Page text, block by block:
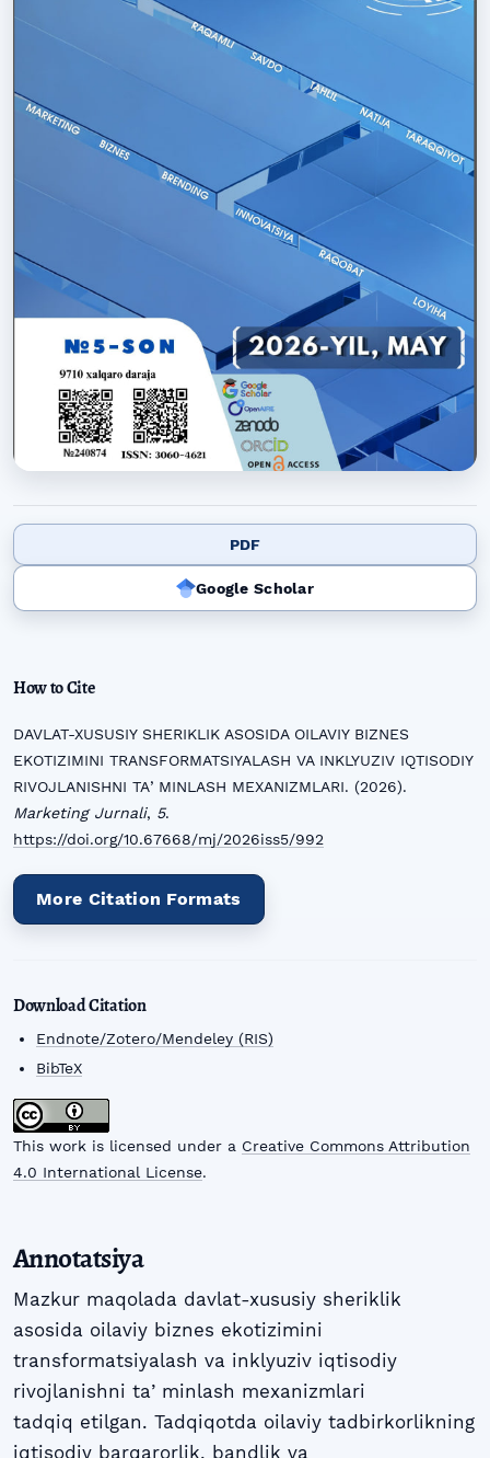
PDF
Google Scholar
How to Cite
DAVLAT-XUSUSIY SHERIKLIK ASOSIDA OILAVIY BIZNES
EKOTIZIMINI TRANSFORMATSIYALASH VA INKLYUZIV IQTISODIY
RIVOJLANISHNI TAʼMINLASH MEXANIZMLARI. (2026).
Marketing Jurnali, 5.
https://doi.org/10.67668/mj/2026iss5/992
More Citation Formats
Download Citation
Endnote/Zotero/Mendeley (RIS)
BibTeX
This work is licensed under a Creative Commons Attribution
4.0 International License.
Annotatsiya
Mazkur maqolada davlat-xususiy sheriklik
asosida oilaviy biznes ekotizimini
transformatsiyalash va inklyuziv iqtisodiy
rivojlanishni taʼminlash mexanizmlari
tadqiq etilgan. Tadqiqotda oilaviy tadbirkorlikning
iqtisodiy barqarorlik, bandlik va